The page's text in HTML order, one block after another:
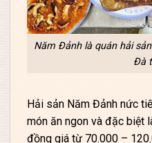
Năm Đảnh là quán hải
Đà
Hải sản Năm Đảnh nức
món ăn ngon và đặc biệt
đồng giá từ 70.000 –